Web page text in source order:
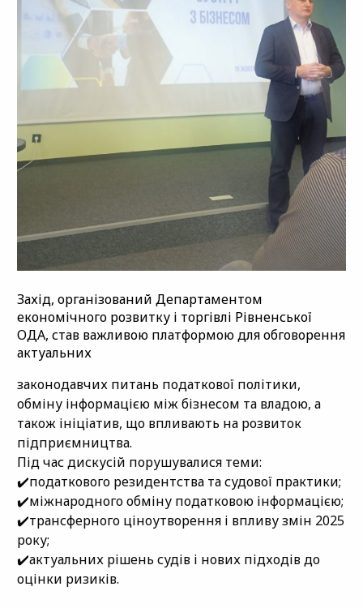
Захід, організований Департаментом
економічного розвитку і торгівлі Рівненської
ОДА, став важливою платформою для обговорення
актуальних
законодавчих питань податкової політики,
обміну інформацією між бізнесом та владою, а
також ініціатив, що впливають на розвиток
підприємництва.
Під час дискусій порушувалися теми:
✔️податкового резидентства та судової практики;
✔️міжнародного обміну податковою інформацією;
✔️трансферного ціноутворення і впливу змін 2025
року;
✔️актуальних рішень судів і нових підходів до
оцінки ризиків.